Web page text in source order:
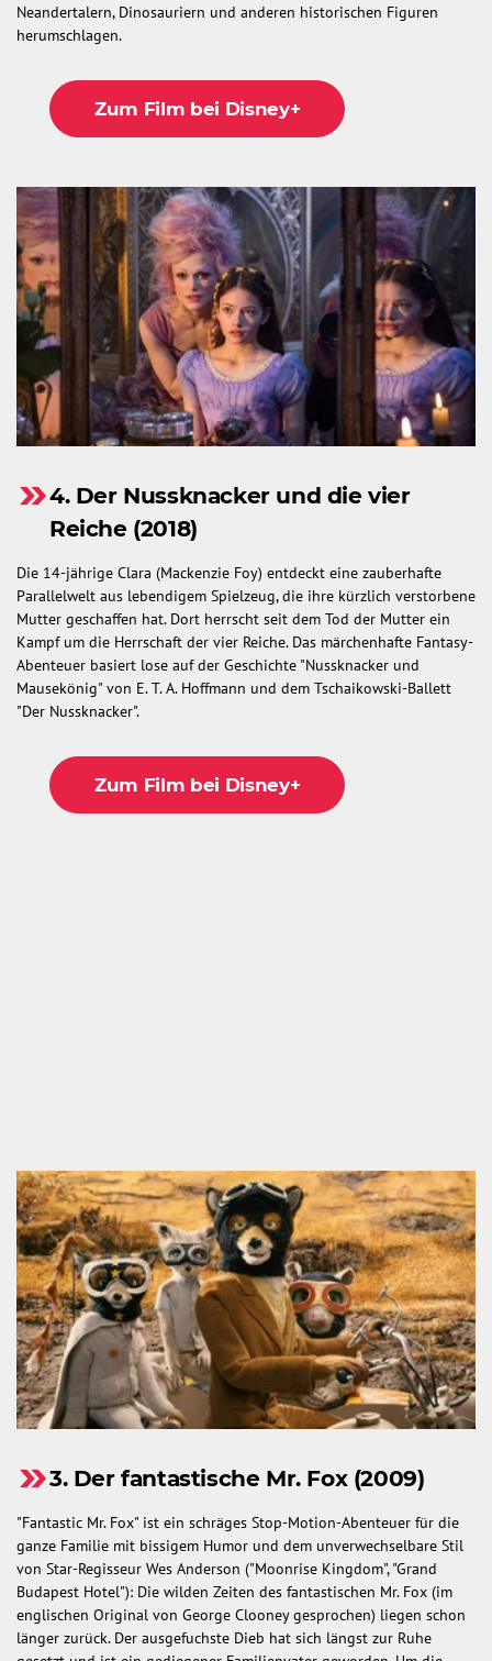
Neandertalern, Dinosauriern und anderen historischen Figuren
herumschlagen.
Zum Film bei Disney+
4. Der Nussknacker und die vier
Reiche (2018)
Die 14-jährige Clara (Mackenzie Foy) entdeckt eine zauberhafte
Parallelwelt aus lebendigem Spielzeug, die ihre kürzlich verstorbene
Mutter geschaffen hat. Dort herrscht seit dem Tod der Mutter ein
Kampf um die Herrschaft der vier Reiche. Das märchenhafte Fantasy-
Abenteuer basiert lose auf der Geschichte "Nussknacker und
Mausekönig" von E. T. A. Hoffmann und dem Tschaikowski-Ballett
"Der Nussknacker".
Zum Film bei Disney+
3. Der fantastische Mr. Fox (2009)
"Fantastic Mr. Fox" ist ein schräges Stop-Motion-Abenteuer für die
ganze Familie mit bissigem Humor und dem unverwechselbare Stil
von Star-Regisseur Wes Anderson ("Moonrise Kingdom", "Grand
Budapest Hotel"): Die wilden Zeiten des fantastischen Mr. Fox (im
englischen Original von George Clooney gesprochen) liegen schon
länger zurück. Der ausgefuchste Dieb hat sich längst zur Ruhe